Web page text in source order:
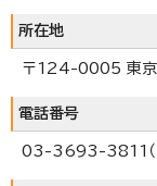
所在地
〒124-0005 東
電話番号
03-3693-3811（四